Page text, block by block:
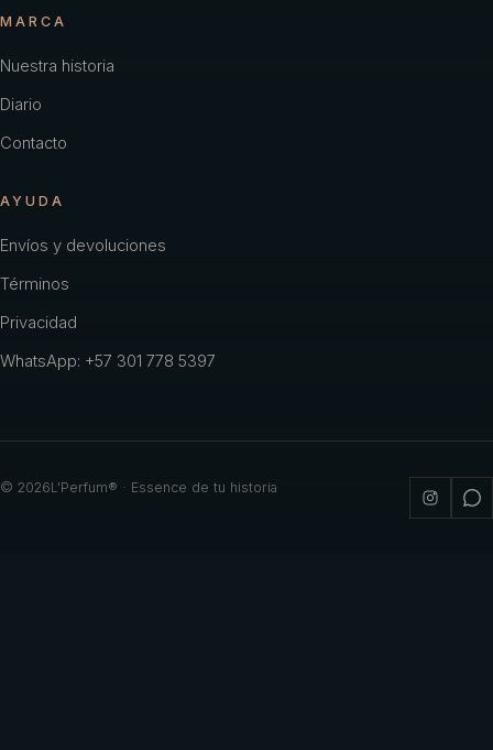
MARCA
Nuestra historia
Diario
Contacto
AYUDA
Envíos y devoluciones
Términos
Privacidad
WhatsApp: +57 301 778 5397
© 2026L'Perfum® · Essence de tu historia